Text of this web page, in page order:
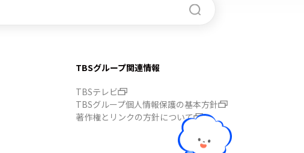
TBSグループ関連情報
TBSテレビ
TBSグループ個人情報保護の基本方針
著作権とリンクの方針について